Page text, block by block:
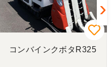
また当該機械を途中まで
うございました。非常に良
コンバインクボタR325